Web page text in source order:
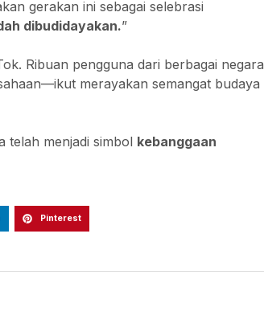
gerakan ini sebagai selebrasi
dibudidayakan.”
Ribuan pengguna dari berbagai negara
merayakan semangat budaya
telah menjadi simbol kebanggaan
Pinterest